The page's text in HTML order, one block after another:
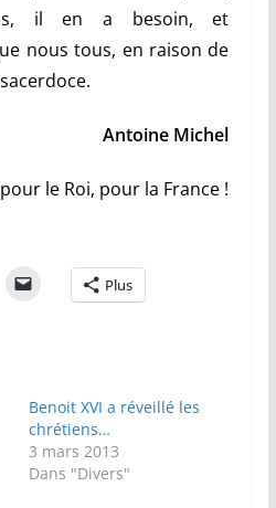
il en a besoin, et
nous tous, en raison de
Antoine Michel
le Roi, pour la France !
Plus
Benoit XVI a réveillé les
chrétiens…
3 mars 2013
Dans "Divers"